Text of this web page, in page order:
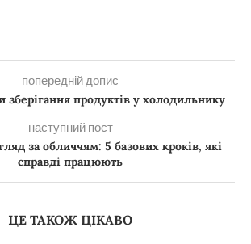
попередній допис
зберігання продуктів у холодильнику
наступний пост
за обличчям: 5 базових кроків, які
справді працюють
ЦЕ ТАКОЖ ЦІКАВО